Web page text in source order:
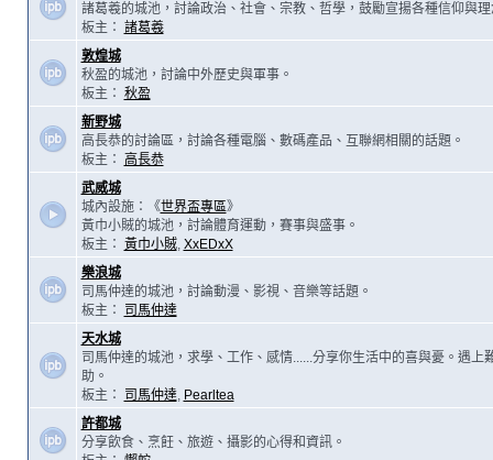
諸葛羲的城池，討論政治、社會、宗教、哲學，鼓勵宣揚各種信仰與理
板主： 諸葛羲
敦煌城
秋盈的城池，討論中外歷史與軍事。
板主： 秋盈
新野城
高長恭的討論區，討論各種電腦、數碼產品、互聯網相關的話題。
板主：
高長恭
武威城
城內設施：《世界盃專區》
黃巾小賊的城池，討論體育運動，賽事與盛事。
板主： 黃巾小賊, XxEDxX
樂浪城
司馬仲達的城池，討論動漫、影視、音樂等話題。
板主：
司馬仲達
天水城
司馬仲達的城池，求學、工作、感情......分享你生活中的喜與憂。遇上
助。
板主：
司馬仲達, Pearltea
許都城
分享飲食、烹飪、旅遊、攝影的心得和資訊。